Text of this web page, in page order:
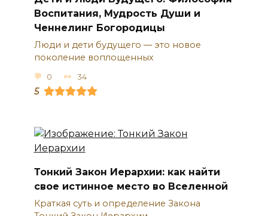
Воспитания, Мудрость Души и
Ченнелинг Богородицы
Люди и дети будущего — это новое
поколение воплощенных
0 34
5
Тонкий Закон Иерархии: как найти
свое истинное место во Вселенной
Краткая суть и определение Закона